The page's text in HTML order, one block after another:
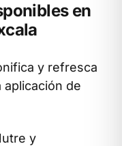
en
y refresca
aplicación de
y